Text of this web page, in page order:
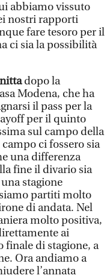
abbiamo vissuto
nostri rapporti
fare tesoro per il
ci sia la possibilità
dopo la
Modena, che ha
il pass per la
per il quinto
sul campo della
ci fossero sia
una differenza
fine il divario sia
stagione
partiti molto
di andata. Nel
molto positiva,
ai
finale di stagione, a
Ora andiamo a
l’annata